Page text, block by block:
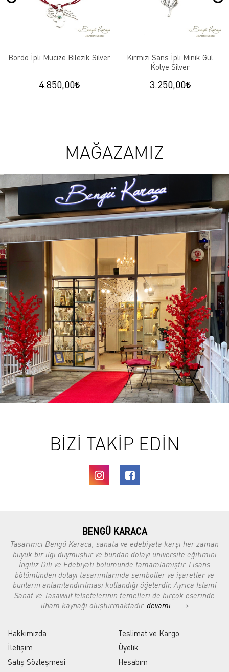
Bordo İpli Mucize Bilezik Silver
4.850,00
Kırmızı Şans İpli Minik Gül
Kolye Silver
3.250,00
MAĞAZAMIZ
BİZİ TAKİP EDİN
BENGÜ KARACA
Tasarımcı Bengü Karaca, sanata ve edebiyata karşı her zaman
büyük bir ilgi duymuştur ve bundan dolayı üniversite eğitimini
İngiliz Dili ve Edebiyatı bölümünde tamamlamıştır. Lisans
bölümünden dolayı tasarımlarında semboller ve işaretler ve
bunların anlamlandırılması kullandığı öğelerdir. Ayrıca İslami
Sanat ve Tasavvuf felsefelerinin temelleri de birçok eserinde
ilham kaynağı oluşturmaktadır. devamı.. ... >
Hakkımızda
İletişim
Satış Sözleşmesi
Teslimat ve Kargo
Üyelik
Hesabım